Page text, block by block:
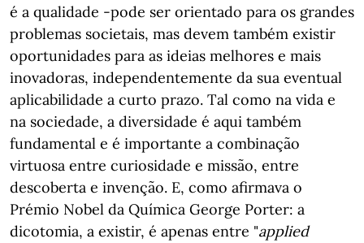
é a qualidade -pode ser orientado para os grandes
problemas societais, mas devem também existir
oportunidades para as ideias melhores e mais
inovadoras, independentemente da sua eventual
aplicabilidade a curto prazo. Tal como na vida e
na sociedade, a diversidade é aqui também
fundamental e é importante a combinação
virtuosa entre curiosidade e missão, entre
descoberta e invenção. E, como afirmava o
Prémio Nobel da Química George Porter: a
dicotomia, a existir, é apenas entre "applied